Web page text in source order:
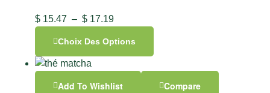
$ 15.47 – $ 17.19
Choix Des Options
Add To Wishlist Compare